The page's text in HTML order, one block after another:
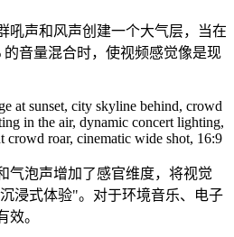
声和风声创建一个大气层，当在
的音量混合时，使视频感觉像是现
at sunset, city skyline behind, crowd
in the air, dynamic concert lighting,
crowd roar, cinematic wide shot, 16:9
泡声增加了感官维度，将视觉
浸式体验"。对于环境音乐、电子
效。